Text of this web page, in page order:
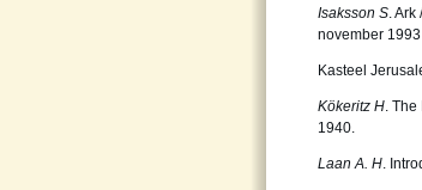
Isaksson S.
november
Kasteel
Kökeritz H.
1940.
Laan A. H.